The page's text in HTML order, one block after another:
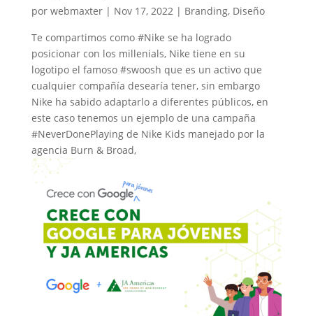
por webmaxter| Nov 17, 2022 | Branding, Diseño
Te compartimos como #Nike se ha logrado
posicionar con los millenials, Nike tiene en su
logotipo el famoso #swoosh que es un activo que
cualquier compañía desearía tener, sin embargo
Nike ha sabido adaptarlo a diferentes públicos, en
este caso tenemos un ejemplo de una campaña
#NeverDonePlaying de Nike Kids manejado por la
agencia Burn & Broad,